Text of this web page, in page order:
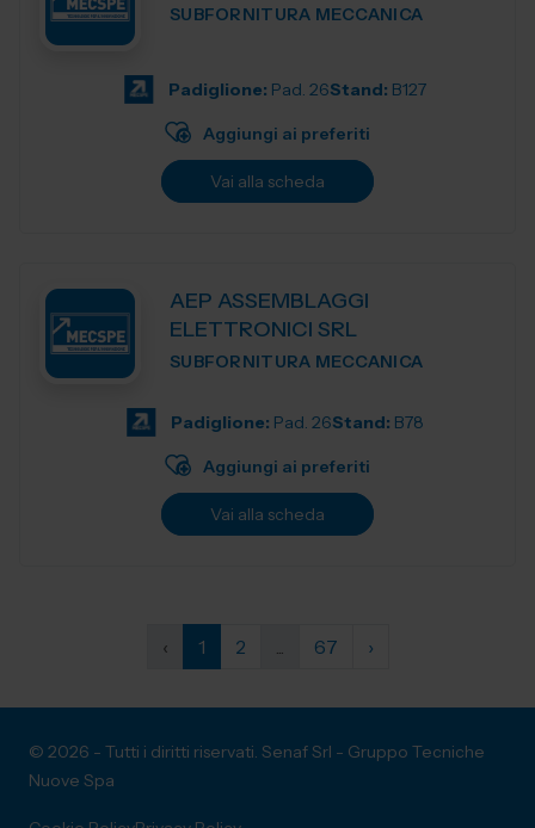
SUBFORNITURA MECCANICA
Padiglione: Pad. 26Stand: B127
Aggiungi ai preferiti
Vai alla scheda
AEP ASSEMBLAGGI
ELETTRONICI SRL
SUBFORNITURA MECCANICA
Padiglione: Pad. 26Stand: B78
Aggiungi ai preferiti
Vai alla scheda
‹ 1 2 ... 67 ›
© 2026 - Tutti i diritti riservati. Senaf Srl - Gruppo Tecniche
Nuove Spa